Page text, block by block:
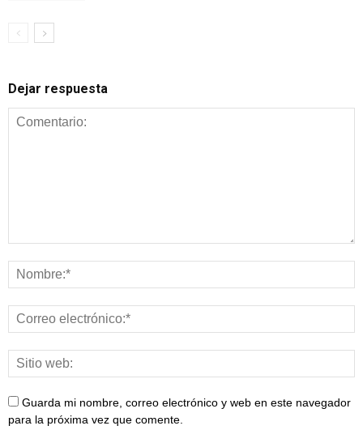
Dejar respuesta
Guarda mi nombre, correo electrónico y web en este navegador
para la próxima vez que comente.